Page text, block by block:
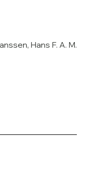
Hans F. A. M.